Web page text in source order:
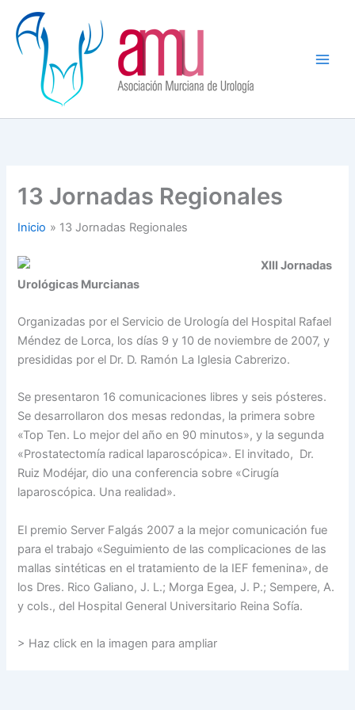
contenido
13 Jornadas Regionales
Inicio 13 Jornadas Regionales
XIII Jornadas
Urológicas Murcianas
Organizadas por el Servicio de Urología del Hospital Rafael
Méndez de Lorca, los días 9 y 10 de noviembre de 2007, y
presididas por el Dr. D. Ramón La Iglesia Cabrerizo.
Se presentaron 16 comunicaciones libres y seis pósteres.
Se desarrollaron dos mesas redondas, la primera sobre
«Top Ten. Lo mejor del año en 90 minutos», y la segunda
«Prostatectomía radical laparoscópica». El invitado, Dr.
Ruiz Modéjar, dio una conferencia sobre «Cirugía
laparoscópica. Una realidad».
El premio Server Falgás 2007 a la mejor comunicación fue
para el trabajo «Seguimiento de las complicaciones de las
mallas sintéticas en el tratamiento de la IEF femenina», de
los Dres. Rico Galiano, J. L.; Morga Egea, J. P.; Sempere, A.
y cols., del Hospital General Universitario Reina Sofía.
> Haz click en la imagen para ampliar